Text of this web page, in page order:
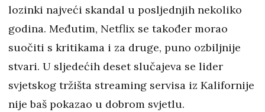
lozinki najveći skandal u posljednjih nekoliko
godina. Međutim, Netflix se također morao
suočiti s kritikama i za druge, puno ozbiljnije
stvari. U sljedećih deset slučajeva se lider
svjetskog tržišta streaming servisa iz Kalifornije
nije baš pokazao u dobrom svjetlu.